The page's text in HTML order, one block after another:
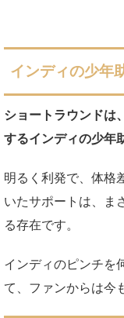
インディの少年
ショートラウンドは
するインディの少年
明るく利発で、体格
いたサポートは、ま
る存在です。
インディのピンチを
て、ファンからは今